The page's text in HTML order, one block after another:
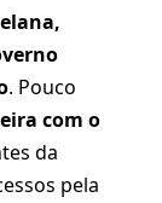
. Pouco
com o
da
pela